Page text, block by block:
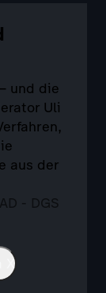
und die
Uli
aus der
- DGS
X